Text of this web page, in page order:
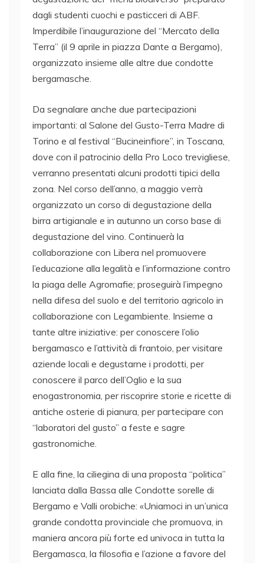
dagli studenti cuochi e pasticceri di ABF.
Imperdibile l’inaugurazione del “Mercato della
Terra” (il 9 aprile in piazza Dante a Bergamo),
organizzato insieme alle altre due condotte
bergamasche.
Da segnalare anche due partecipazioni
importanti: al Salone del Gusto-Terra Madre di
Torino e al festival “Bucineinfiore”, in Toscana,
dove con il patrocinio della Pro Loco trevigliese,
verranno presentati alcuni prodotti tipici della
zona. Nel corso dell’anno, a maggio verrà
organizzato un corso di degustazione della
birra artigianale e in autunno un corso base di
degustazione del vino. Continuerà la
collaborazione con Libera nel promuovere
l’educazione alla legalità e l’informazione contro
la piaga delle Agromafie; proseguirà l’impegno
nella difesa del suolo e del territorio agricolo in
collaborazione con Legambiente. Insieme a
tante altre iniziative: per conoscere l’olio
bergamasco e l’attività di frantoio, per visitare
aziende locali e degustarne i prodotti, per
conoscere il parco dell’Oglio e la sua
enogastronomia, per riscoprire storie e ricette di
antiche osterie di pianura, per partecipare con
“laboratori del gusto” a feste e sagre
gastronomiche.
E alla fine, la ciliegina di una proposta “politica”
lanciata dalla Bassa alle Condotte sorelle di
Bergamo e Valli orobiche: «Uniamoci in un’unica
grande condotta provinciale che promuova, in
maniera ancora più forte ed univoca in tutta la
Bergamasca, la filosofia e l’azione a favore del